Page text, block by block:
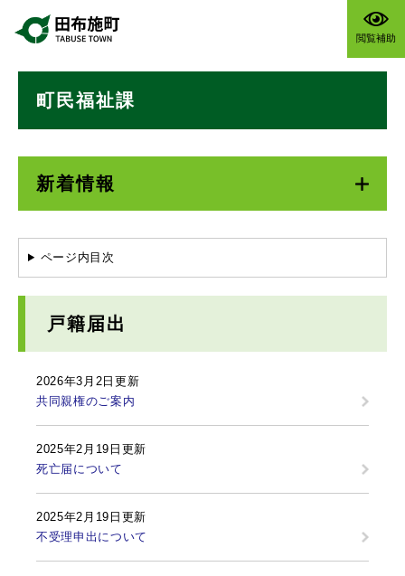
閲覧補助
町民福祉課
新着情報
ページ内目次
戸籍届出
2026年3月2日更新
共同親権のご案内
2025年2月19日更新
死亡届について
2025年2月19日更新
不受理申出について